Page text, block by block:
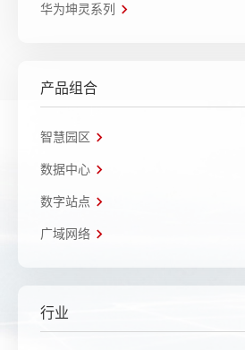
华为坤灵系列
产品组合
智慧园区
数据中心
数字站点
广域网络
行业